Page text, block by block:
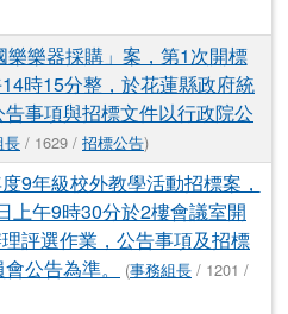
樂樂器採購」案，第1次開標
時15分整，於花蓮縣政府統
事項與招標文件以行政院公
長 / 1629 / 招標公告)
9年級校外教學活動招標案，
上午9時30分於2樓會議室開
評選作業，公告事項及招標
公告為準。
(事務組長 / 1201 /